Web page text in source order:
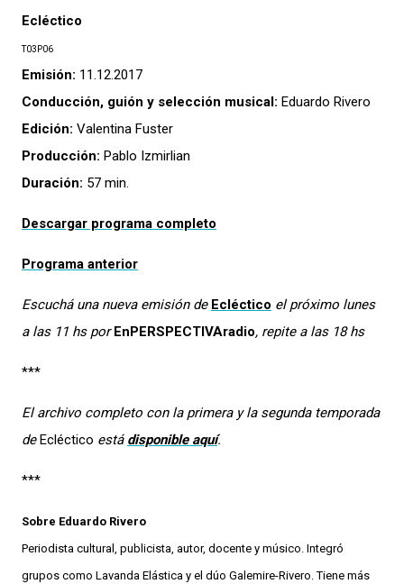
Ecléctico
T03P06
Emisión: 11.12.2017
Conducción, guión y selección musical: Eduardo Rivero
Edición: Valentina Fuster
Producción: Pablo Izmirlian
Duración: 57 min.
Descargar programa completo
Programa anterior
Escuchá una nueva emisión de Ecléctico el próximo lunes
a las 11 hs porEnPERSPECTIVAradio, repite a las 18 hs
***
El archivo completo con la primera y la segunda temporada
deEcléctico está disponible aquí.
***
Sobre Eduardo Rivero
Periodista cultural, publicista, autor, docente y músico. Integró
grupos como Lavanda Elástica y el dúo Galemire-Rivero. Tiene más